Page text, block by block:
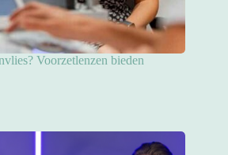
Voorzetlenzen bieden